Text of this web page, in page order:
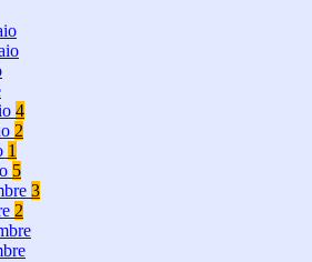
4
2
1
5
3
2